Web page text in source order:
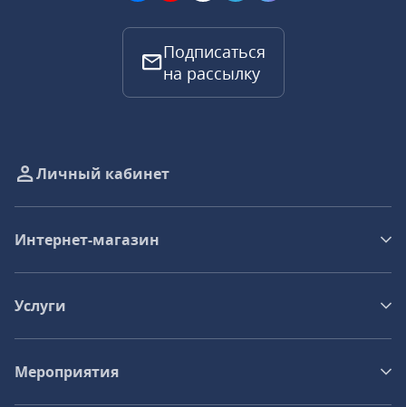
Подписаться
на рассылку
Личный кабинет
Интернет-магазин
Услуги
Мероприятия